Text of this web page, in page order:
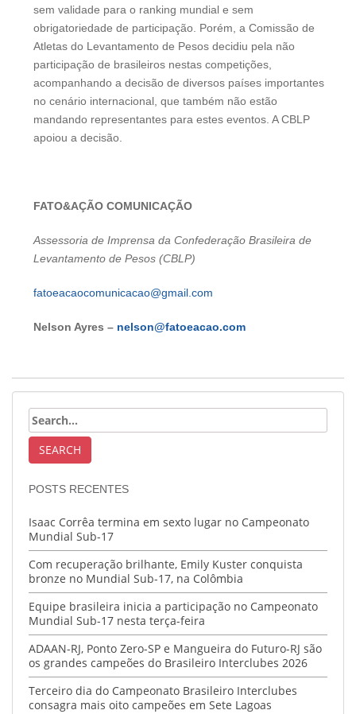
sem validade para o ranking mundial e sem
obrigatoriedade de participação. Porém, a Comissão de
Atletas do Levantamento de Pesos decidiu pela não
participação de brasileiros nestas competições,
acompanhando a decisão de diversos países importantes
no cenário internacional, que também não estão
mandando representantes para estes eventos. A CBLP
apoiou a decisão.
FATO&AÇÃO COMUNICAÇÃO
Assessoria de Imprensa da Confederação Brasileira de
Levantamento de Pesos (CBLP)
fatoeacaocomunicacao@gmail.com
Nelson Ayres – nelson@fatoeacao.com
POSTS RECENTES
Isaac Corrêa termina em sexto lugar no Campeonato
Mundial Sub-17
Com recuperação brilhante, Emily Kuster conquista
bronze no Mundial Sub-17, na Colômbia
Equipe brasileira inicia a participação no Campeonato
Mundial Sub-17 nesta terça-feira
ADAAN-RJ, Ponto Zero-SP e Mangueira do Futuro-RJ são
os grandes campeões do Brasileiro Interclubes 2026
Terceiro dia do Campeonato Brasileiro Interclubes
consagra mais oito campeões em Sete Lagoas